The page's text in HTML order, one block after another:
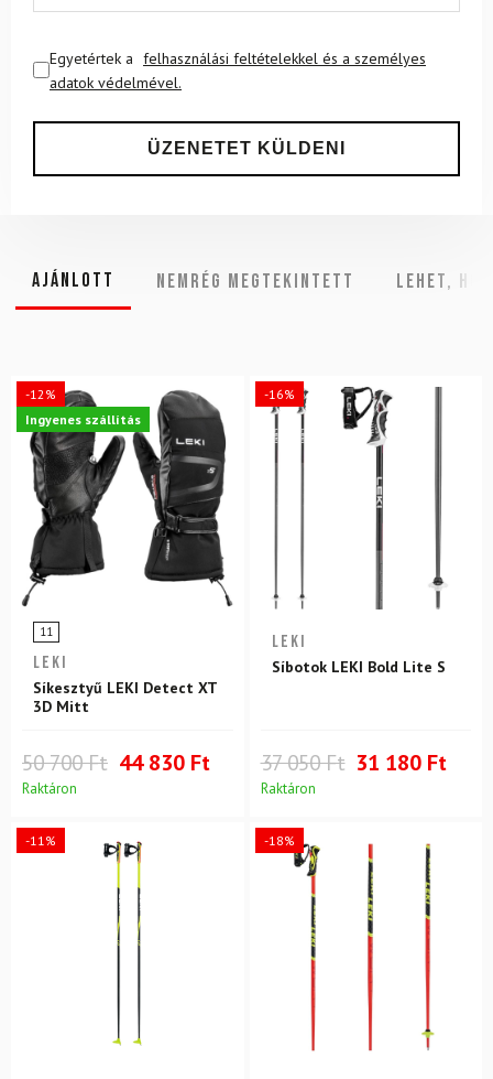
Egyetértek a felhasználási feltételekkel és a személyes
adatok védelmével.
Ajánlott NEMRÉG MEGTEKINTETT Lehet,
-12%
Ingyenes szállítás
11
LEKI
Síkesztyű LEKI Detect XT
3D Mitt
50 700 Ft 44 830 Ft
Raktáron
-16%
LEKI
Síbotok LEKI Bold Lite S
37 050 Ft 31 180 Ft
Raktáron
-11% -18%